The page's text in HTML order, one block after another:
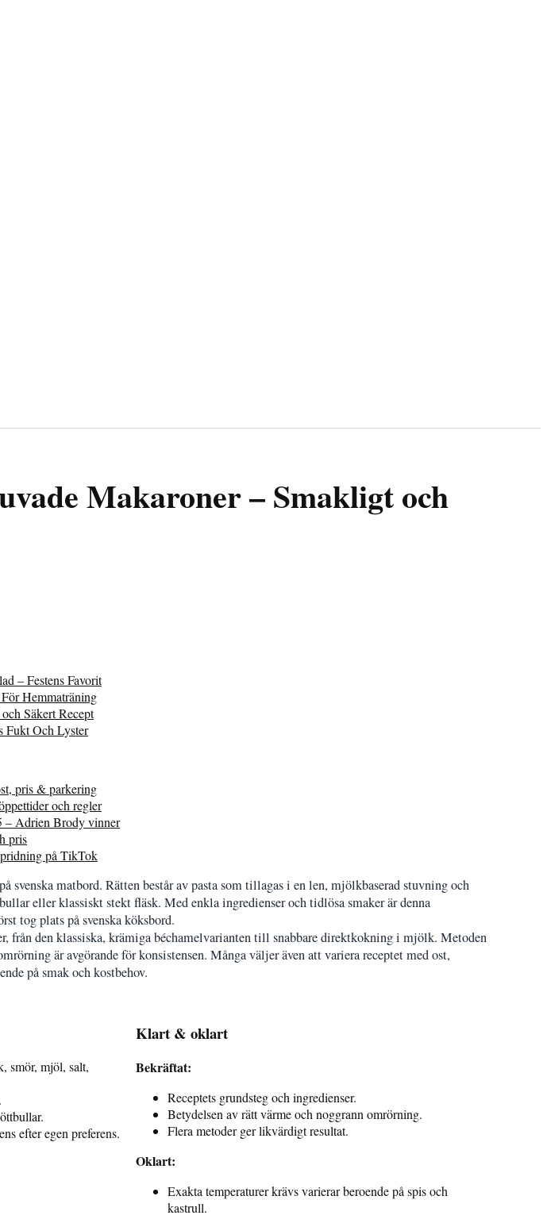
Makaroner – Smakligt och
– Festens Favorit
Hemmaträning
Säkert Recept
Fukt Och Lyster
pris & parkering
och regler
– Adrien Brody vinner
pris
på TikTok
svenska matbord. Rätten består av pasta som tillagas i en len, mjölkbaserad stuvning och
eller klassiskt stekt fläsk. Med enkla ingredienser och tidlösa smaker är denna
tog plats på svenska köksbord.
från den klassiska, krämiga béchamelvarianten till snabbare direktkokning i mjölk. Metoden
är avgörande för konsistensen. Många väljer även att variera receptet med ost,
på smak och kostbehov.
smör, mjöl, salt,
efter egen preferens.
Klart & oklart
Bekräftat:
Receptets grundsteg och ingredienser.
Betydelsen av rätt värme och noggrann omrörning.
Flera metoder ger likvärdigt resultat.
Oklart:
Exakta temperaturer krävs varierar beroende på spis och
kastrull.